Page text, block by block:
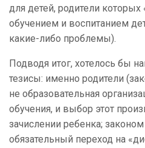
для детей, родители которых
обучением и воспитанием
какие-либо проблемы).
Подводя итог, хотелось бы
тезисы: именно родители
не образовательная
обучения, и выбор этот
зачислении ребенка;
обязательный переход на